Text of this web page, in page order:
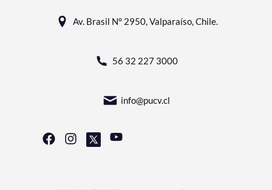
Av. Brasil N° 2950, Valparaíso, Chile.
56 32 227 3000
info@pucv.cl